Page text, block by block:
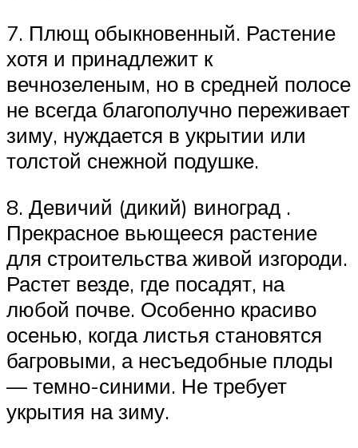
7. Плющ обыкновенный. Растение
хотя и принадлежит к
вечнозеленым, но в средней полосе
не всегда благополучно переживает
зиму, нуждается в укрытии или
толстой снежной подушке.
8. Девичий (дикий) виноград .
Прекрасное вьющееся растение
для строительства живой изгороди.
Растет везде, где посадят, на
любой почве. Особенно красиво
осенью, когда листья становятся
багровыми, а несъедобные плоды
— темно-синими. Не требует
укрытия на зиму.